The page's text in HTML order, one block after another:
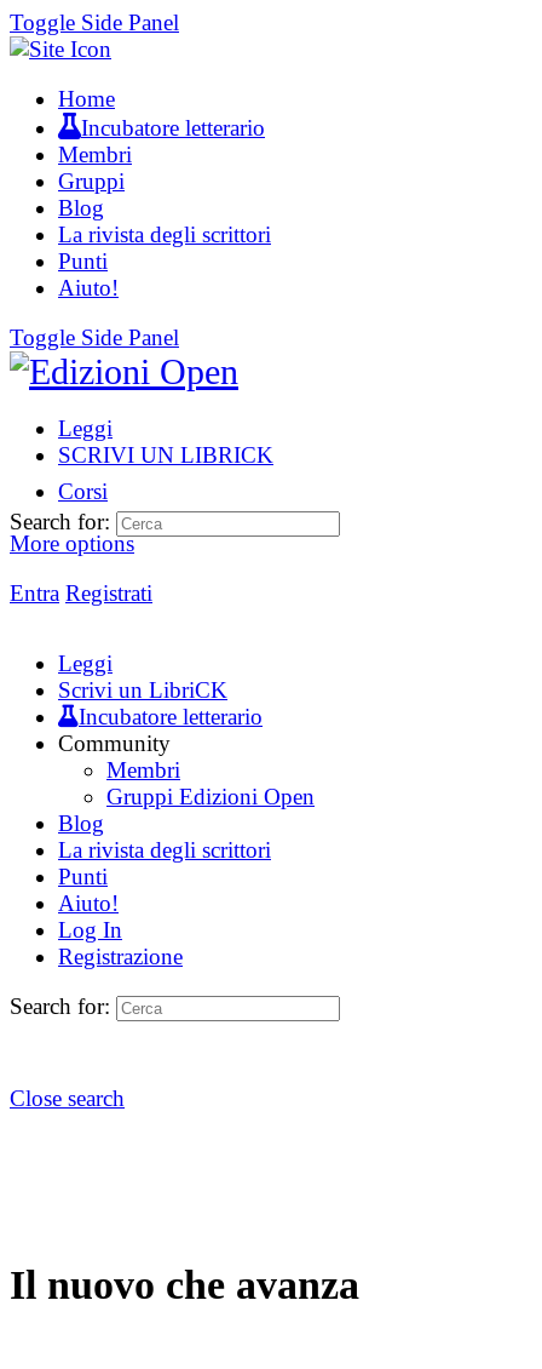
Toggle Side Panel
Home
Incubatore letterario
Membri
Gruppi
Blog
La rivista degli scrittori
Punti
Aiuto!
Toggle Side Panel
Leggi
SCRIVI UN LIBRICK
Corsi
More options
Entra Registrati
Search for:
Leggi
Scrivi un LibriCK
Incubatore letterario
Community
Membri
Gruppi Edizioni Open
Blog
La rivista degli scrittori
Punti
Aiuto!
Log In
Registrazione
Search for:
Close search
Il nuovo che avanza